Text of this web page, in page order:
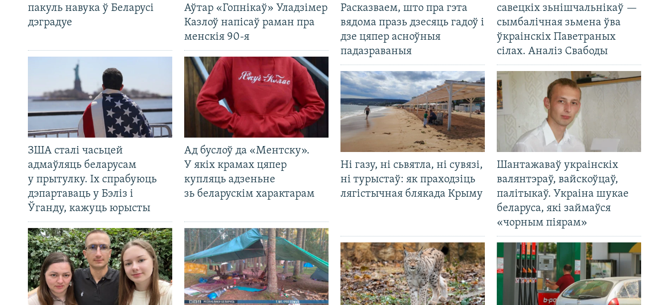
пакуль навука ў Беларусі
дэградуе
Аўтар «Гопнікаў» Уладзімер
Казлоў напісаў раман пра
менскія 90-я
ЗША сталі часьцей
адмаўляць беларусам
у прытулку. Іх спрабуюць
дэпартаваць у Бэліз і
Ўганду, кажуць юрысты
Ад буслоў да «Ментску».
У якіх крамах цяпер
купляць адзеньне
зь беларускім характарам
Расказваем, што пра гэта
вядома празь дзесяць гадоў і
дзе цяпер асноўныя
падазраваныя
савецкіх зьнішчальнікаў —
сымбалічная зьмена ўва
ўкраінскіх Паветраных
сілах. Аналіз Свабоды
Ні газу, ні сьвятла, ні сувязі,
ні турыстаў: як праходзіць
лягістычная блякада Крыму
Шантажаваў украінскіх
валянтэраў, вайскоўцаў,
палітыкаў. Украіна шукае
беларуса, які займаўся
«чорным піярам»